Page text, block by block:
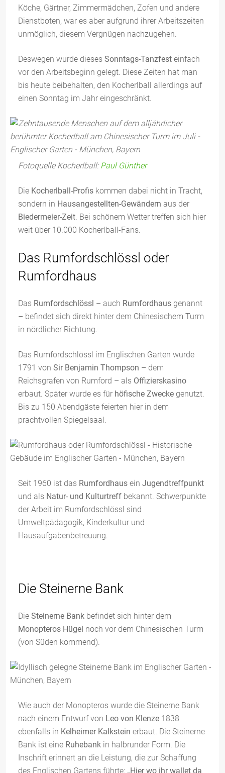
Köche, Gärtner, Zimmermädchen, Zofen und andere
Dienstboten, war es aber aufgrund ihrer Arbeitszeiten
unmöglich, diesem Vergnügen nachzugehen.
Deswegen wurde dieses Sonntags-Tanzfest einfach
vor den Arbeitsbeginn gelegt. Diese Zeiten hat man
bis heute beibehalten, den Kocherlball allerdings auf
einen Sonntag im Jahr eingeschränkt.
Fotoquelle Kocherlball: Paul Günther
Die Kocherlball-Profis kommen dabei nicht in Tracht,
sondern in Hausangestellten-Gewändern aus der
Biedermeier-Zeit. Bei schönem Wetter treffen sich hier
weit über 10.000 Kocherlball-Fans.
Das Rumfordschlössl oder
Rumfordhaus
Das Rumfordschlössl – auch Rumfordhaus genannt
– befindet sich direkt hinter dem Chinesischem Turm
in nördlicher Richtung.
Das Rumfordschlössl im Englischen Garten wurde
1791 von Sir Benjamin Thompson – dem
Reichsgrafen von Rumford – als Offizierskasino
erbaut. Später wurde es für höfische Zwecke genutzt.
Bis zu 150 Abendgäste feierten hier in dem
prachtvollen Spiegelsaal.
Seit 1960 ist das Rumfordhaus ein Jugendtreffpunkt
und als Natur- und Kulturtreff bekannt. Schwerpunkte
der Arbeit im Rumfordschlössl sind
Umweltpädagogik, Kinderkultur und
Hausaufgabenbetreuung.
Die Steinerne Bank
Die Steinerne Bank befindet sich hinter dem
Monopteros Hügel noch vor dem Chinesischen Turm
(von Süden kommend).
Wie auch der Monopteros wurde die Steinerne Bank
nach einem Entwurf von Leo von Klenze 1838
ebenfalls in Kelheimer Kalkstein erbaut. Die Steinerne
Bank ist eine Ruhebank in halbrunder Form. Die
Inschrift erinnert an die Leistung, die zur Schaffung
des Englischen Gartens führte: „Hier wo ihr wallet da